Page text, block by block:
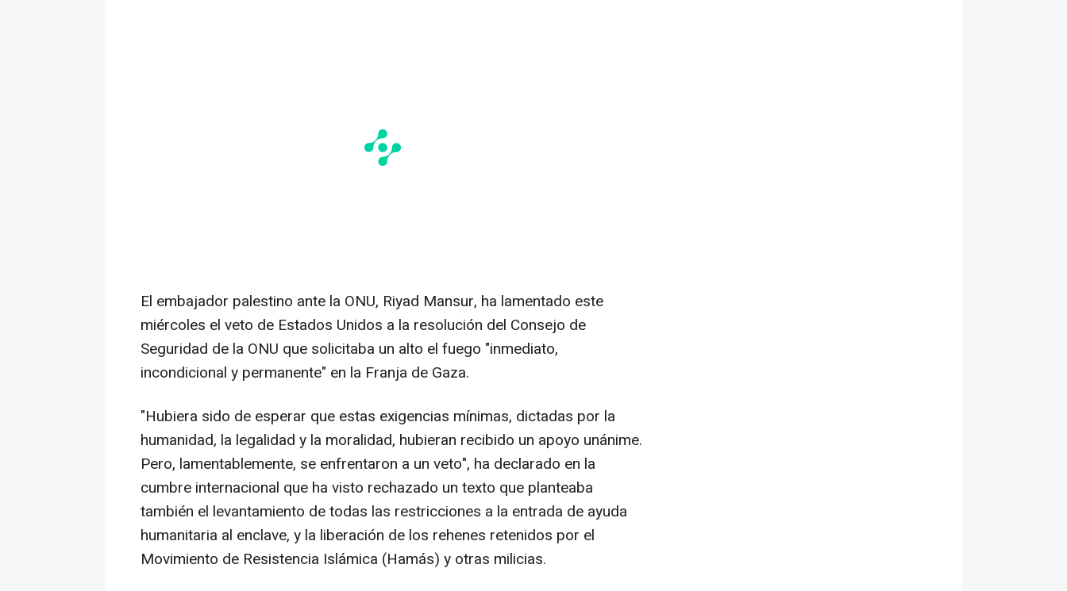
El embajador palestino ante la ONU, Riyad Mansur, ha lamentado este
miércoles el veto de Estados Unidos a la resolución del Consejo de
Seguridad de la ONU que solicitaba un alto el fuego "inmediato,
incondicional y permanente" en la Franja de Gaza.
"Hubiera sido de esperar que estas exigencias mínimas, dictadas por la
humanidad, la legalidad y la moralidad, hubieran recibido un apoyo unánime.
Pero, lamentablemente, se enfrentaron a un veto", ha declarado en la
cumbre internacional que ha visto rechazado un texto que planteaba
también el levantamiento de todas las restricciones a la entrada de ayuda
humanitaria al enclave, y la liberación de los rehenes retenidos por el
Movimiento de Resistencia Islámica (Hamás) y otras milicias.